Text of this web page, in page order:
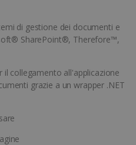
di gestione dei documenti e
SharePoint®, Therefore™,
il collegamento all'applicazione
grazie a un wrapper .NET